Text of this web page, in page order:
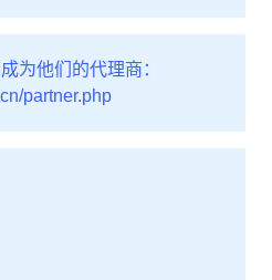
为他们的代理商：
partner.php